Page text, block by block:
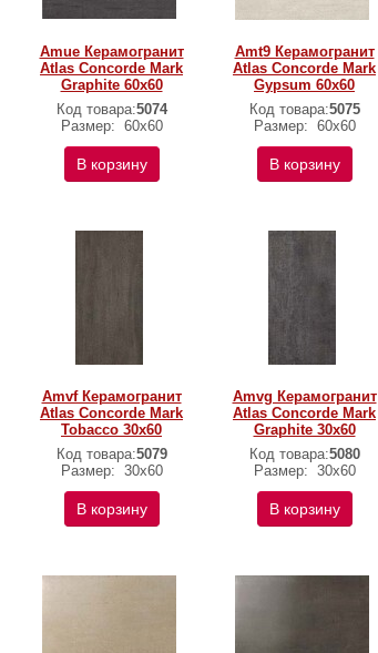
Amue Керамогранит
Atlas Concorde Mark
Graphite 60x60
Код товара:5074
Размер: 60x60
В корзину
Amt9 Керамогранит
Atlas Concorde Mark
Gypsum 60x60
Код товара:5075
Размер: 60x60
В корзину
Amvf Керамогранит
Atlas Concorde Mark
Tobacco 30x60
Код товара:5079
Размер: 30x60
В корзину
Amvg Керамогранит
Atlas Concorde Mark
Graphite 30x60
Код товара:5080
Размер: 30x60
В корзину